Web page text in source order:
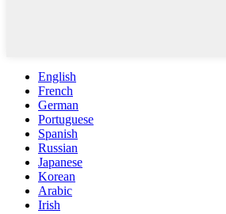
English
French
German
Portuguese
Spanish
Russian
Japanese
Korean
Arabic
Irish